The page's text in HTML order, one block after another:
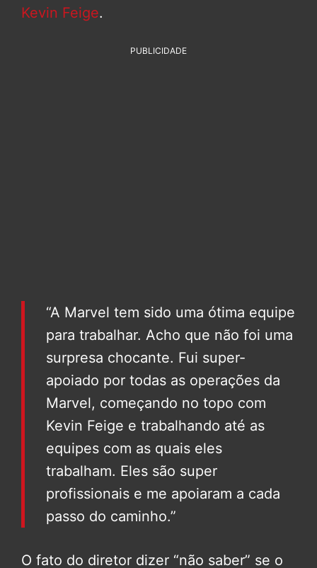
Kevin Feige.
PUBLICIDADE
“A Marvel tem sido uma ótima equipe
para trabalhar. Acho que não foi uma
surpresa chocante. Fui super-
apoiado por todas as operações da
Marvel, começando no topo com
Kevin Feige e trabalhando até as
equipes com as quais eles
trabalham. Eles são super
profissionais e me apoiaram a cada
passo do caminho.”
O fato do diretor dizer “não saber” se o